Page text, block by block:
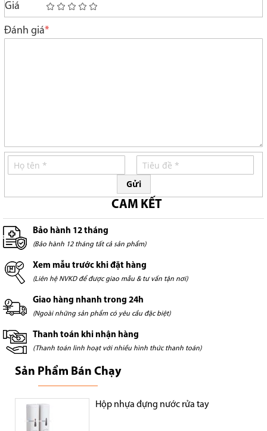
Giá
1
star
2
stars
3
stars
4
stars
5
stars
Đánh giá
Gửi
CAM KẾT
Bảo hành 12 tháng
(Bảo hành 12 tháng tất cả sản phẩm)
Xem mẫu trước khi đặt hàng
(Liên hệ NVKD để được giao mẫu & tư vấn tận nơi)
Giao hàng nhanh trong 24h
(Ngoài những sản phẩm có yêu cầu đặc biệt)
Thanh toán khi nhận hàng
(Thanh toán linh hoạt với nhiều hình thức thanh toán)
Sản Phẩm Bán Chạy
Hộp nhựa đựng nước rửa tay